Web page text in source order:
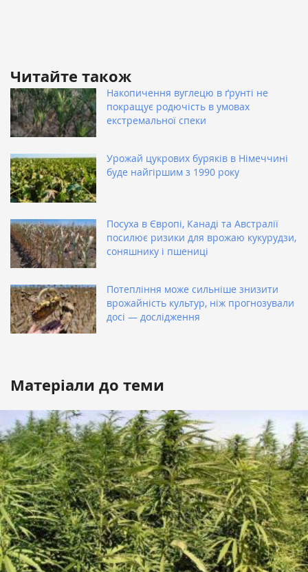
Читайте також
Накопичення вуглецю в ґрунті не
покращує родючість в умовах
екстремальної спеки
Урожай цукрових буряків в Німеччині
буде найгіршим з 1990 року
Посуха в Європі, Канаді та Австралії
посилює ризики для врожаю кукурудзи,
соняшнику і пшениці
Потепління може сильніше знизити
врожайність культур, ніж прогнозували
досі — дослідження
Матеріали до теми